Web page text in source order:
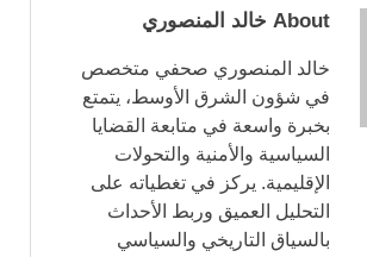
About خالد المنصوري
خالد المنصوري صحفي متخصص
في شؤون الشرق الأوسط، يتمتع
بخبرة واسعة في متابعة القضايا
السياسية والأمنية والتحولات
الإقليمية. يركز في تغطياته على
التحليل العميق وربط الأحداث
بالسياق التاريخي والسياسي